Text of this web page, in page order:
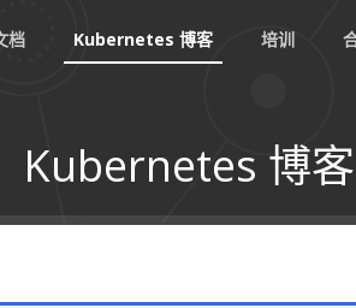
档 Kubernetes 博客 培训
Kubernetes 博客